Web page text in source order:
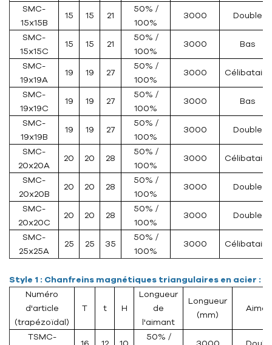
SMC-
15x15B
15 15 21
50% /
100%
3000 Double
SMC-
15x15C
15 15 21
50% /
100%
3000 Bas
SMC-
19x19A
19 19 27
50% /
100%
3000 Célibataire
SMC-
19x19C
19 19 27
50% /
100%
3000 Bas
SMC-
19x19B
19 19 27
50% /
100%
3000 Double
SMC-
20x20A
20 20 28
50% /
100%
3000 Célibataire
SMC-
20x20B
20 20 28
50% /
100%
3000 Double
SMC-
20x20C
20 20 28
50% /
100%
3000 Double
SMC-
25x25A
25 25 35
50% /
100%
3000 Célibataire
Style 1 : Chanfreins magnétiques triangulaires en acier :
Numéro
d'article
(trapézoïdal)
T t H
Longueur
de
l'aimant
Longueur
(mm)
TSMC-
50% /